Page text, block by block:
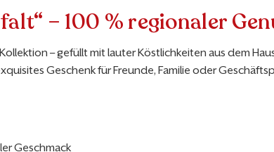
– 100 % regionaler
– gefüllt mit lauter Köstlichkeiten aus dem
Geschenk für Freunde, Familie oder
Geschmack